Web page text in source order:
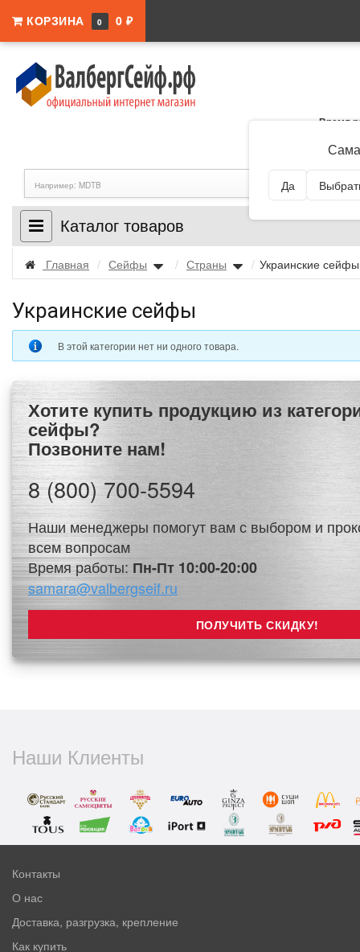
КОРЗИНА 0 0 ₽
Да
Время
Каталог товаров
Главная / Сейфы / Страны / Украинские
Украинские сейфы
В этой категории нет ни одного товара.
Хотите купить продукцию из категории Украинские
сейфы?
Позвоните нам!
8 (800) 700-5594
Наши менеджеры помогут вам с выбором и
всем вопросам
Время работы: Пн-Пт 10:00-20:00
samara@valbergseif.ru
Наши Клиенты
Контакты
О нас
Доставка, разгрузка, крепление
Как купить